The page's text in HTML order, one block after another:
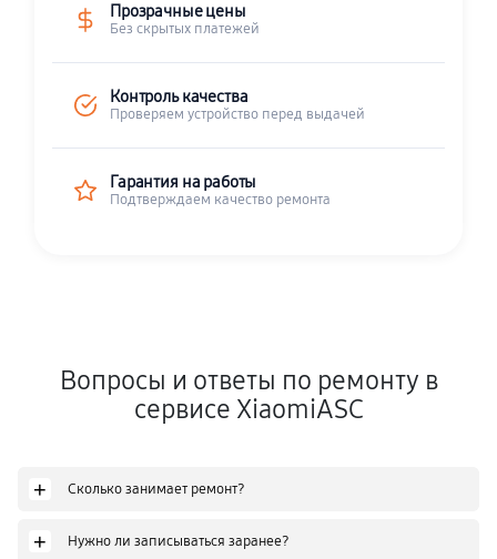
Прозрачные цены
Без скрытых платежей
Контроль качества
Проверяем устройство перед выдачей
Гарантия на работы
Подтверждаем качество ремонта
Вопросы и ответы по ремонту в
сервисе XiaomiASC
+ Сколько занимает ремонт?
+ Нужно ли записываться заранее?